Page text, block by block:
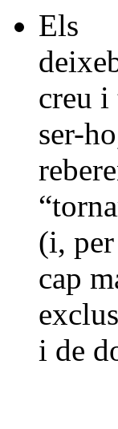
Els
creu i
ser-
(i,
cap
i de